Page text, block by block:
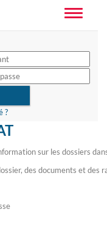
Toggle
?
sur les dossiers
des documents et des